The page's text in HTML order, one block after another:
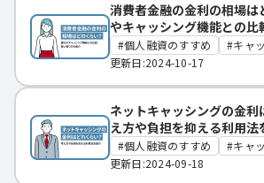
消費者金融の金利の相場は
やキャッシング機能との比
紹介
個人融資のすすめ
キャ
更新日:2024-10-17
ネットキャッシングの金利
え方や負担を抑える利用法
個人融資のすすめ
キャ
更新日:2024-09-18